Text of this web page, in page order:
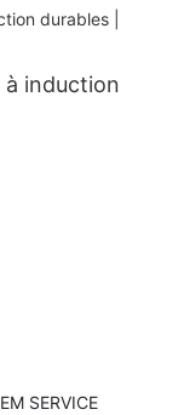
à induction
SERVICE